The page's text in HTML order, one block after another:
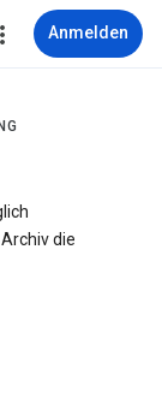
Anmelden
die